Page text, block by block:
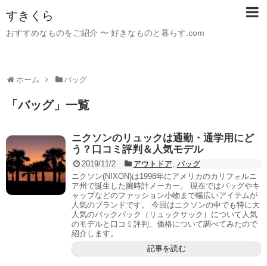
すきくら
おすすめなものをご紹介 〜 好きなものと暮らす.com
ホーム バッグ
「バッグ」 一覧
ニクソンのリュックは通勤・通学用にど
う？口コミ評判＆人気モデル
2019/11/2 アウトドア, バッグ
ニクソン(NIXON)は1998年にアメリカのカリフォルニ
ア州で誕生した腕時計メーカー。 現在ではバッグやキ
ャップなどのファッション小物まで幅広いアイテムが
人気のブランドです。 今回はニクソンの中でも特に大
人気のバックパック（リュックサック）について人気
のモデルと口コミ評判、価格について調べてみたので
紹介します。
記事を読む